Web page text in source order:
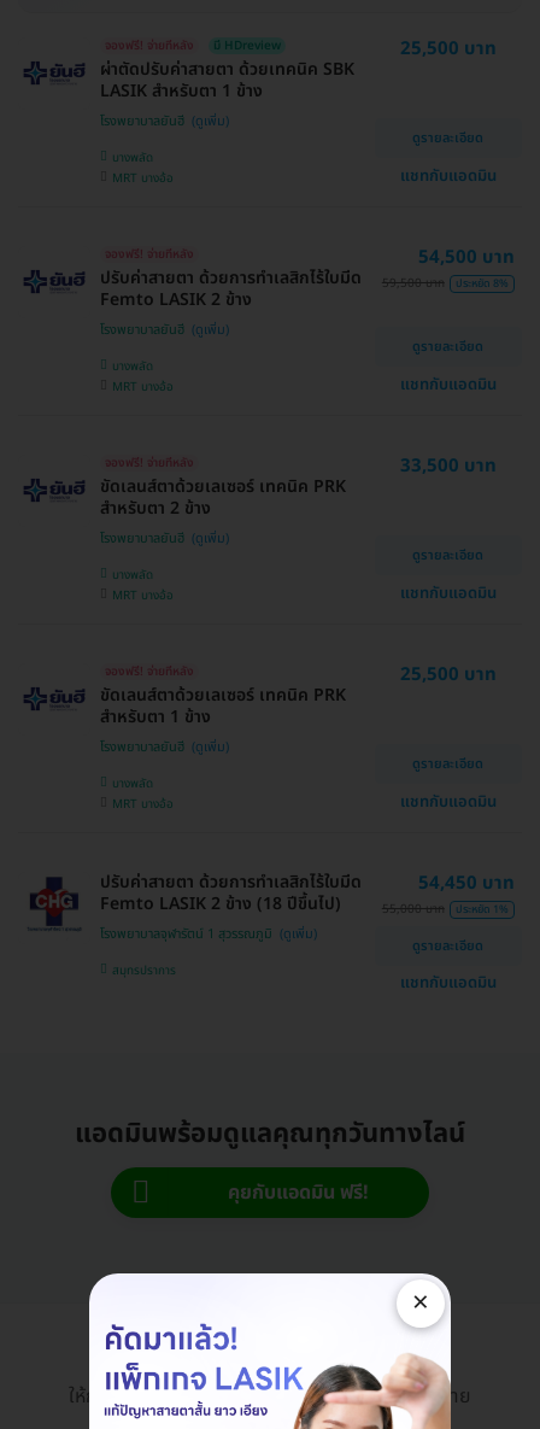
จองฟรี! จ่ายทีหลัง มี HDreview
ผ่าตัดปรับค่าสายตา ด้วยเทคนิค SBK
LASIK สำหรับตา 1 ข้าง
โรงพยาบาลยันฮี
บางพลัด
MRT บางอ้อ
25,500 บาท
ดูรายละเอียด
แชทกับแอดมิน
จองฟรี! จ่ายทีหลัง
ปรับค่าสายตา ด้วยการทำเลสิกไร้ใบมีด
Femto LASIK 2 ข้าง
โรงพยาบาลยันฮี
บางพลัด
MRT บางอ้อ
54,500 บาท
59,500 บาท ประหยัด 8%
ดูรายละเอียด
แชทกับแอดมิน
จองฟรี! จ่ายทีหลัง
ขัดเลนส์ตาด้วยเลเซอร์ เทคนิค PRK
สำหรับตา 2 ข้าง
โรงพยาบาลยันฮี
บางพลัด
MRT บางอ้อ
33,500 บาท
ดูรายละเอียด
แชทกับแอดมิน
จองฟรี! จ่ายทีหลัง
ขัดเลนส์ตาด้วยเลเซอร์ เทคนิค PRK
สำหรับตา 1 ข้าง
โรงพยาบาลยันฮี
บางพลัด
MRT บางอ้อ
25,500 บาท
ดูรายละเอียด
แชทกับแอดมิน
ปรับค่าสายตา ด้วยการทำเลสิกไร้ใบมีด
Femto LASIK 2 ข้าง (18 ปีขึ้นไป)
โรงพยาบาลจุฬารัตน์ 1 สุวรรณภูมิ
สมุทรปราการ
54,450 บาท
55,000 บาท ประหยัด 1%
ดูรายละเอียด
แชทกับแอดมิน
แอดมินพร้อมดูแลคุณทุกวันทางไลน์
คุยกับแอดมิน ฟรี!
HDmall Health ดี อะไรก็ดี
ให้การเข้าถึงบริการสุขภาพและความงามเป็นเรื่องง่าย
×